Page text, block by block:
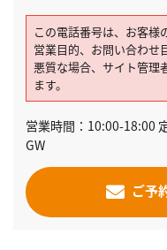
この電話番号は、お客様
営業目的、お問い合わせ
悪質な場合、サイト管理
ます。
営業時間：10:00-18:00
GW
ご予